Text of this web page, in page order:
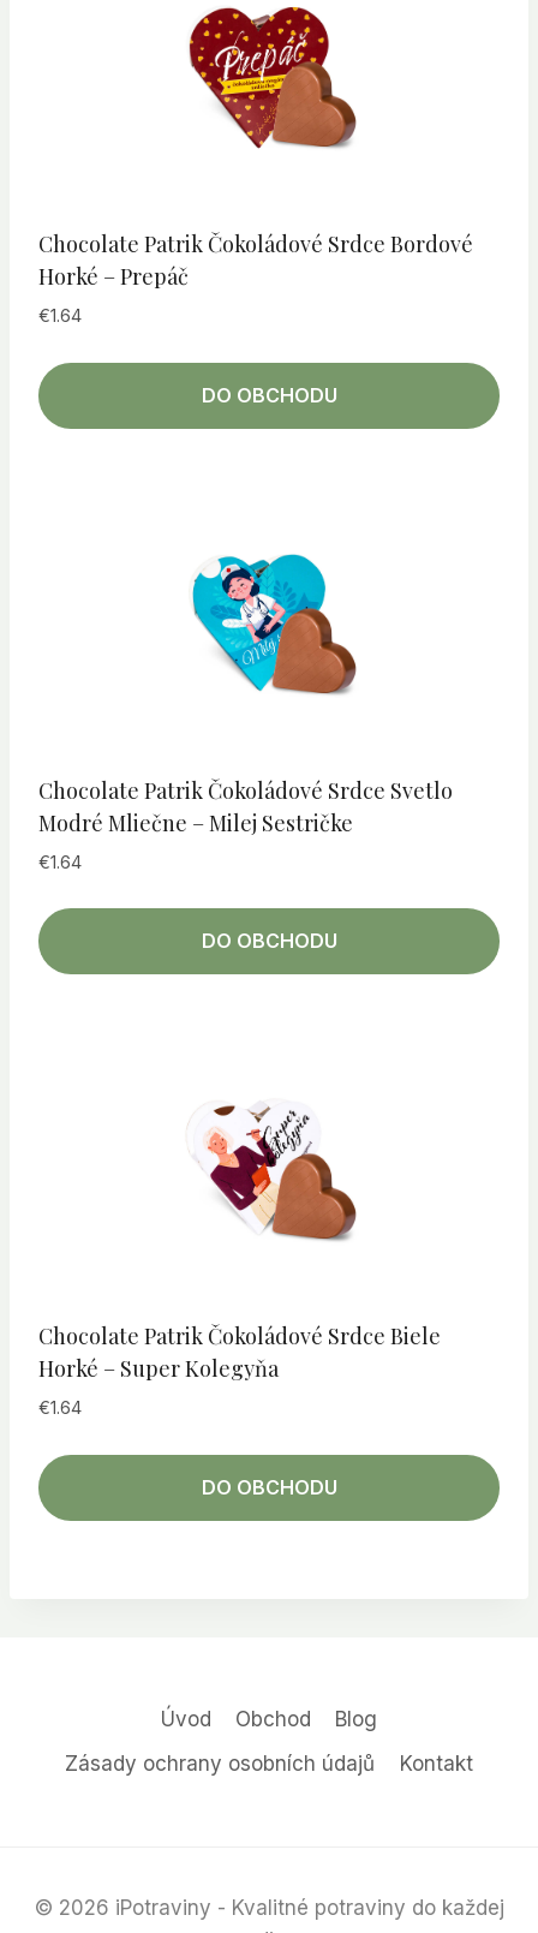
Chocolate Patrik Čokoládové Srdce Bordové
Horké – Prepáč
€1.64
DO OBCHODU
Chocolate Patrik Čokoládové Srdce Svetlo
Modré Mliečne – Milej Sestričke
€1.64
DO OBCHODU
Chocolate Patrik Čokoládové Srdce Biele
Horké – Super Kolegyňa
€1.64
DO OBCHODU
Úvod Obchod
Blog
Zásady ochrany osobních údajů
Kontakt
© 2026 iPotraviny - Kvalitné potraviny do každej